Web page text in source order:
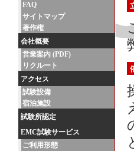
FAQ
サイトマップ
著作権
会社概要
営業案内 (PDF)
リクルート
アクセス
試験設備
宿泊施設
試験所認定
EMC試験サービス
ご利用形態